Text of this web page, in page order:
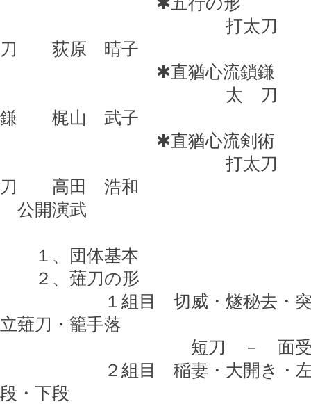
打太刀 園部
刀 荻原 晴子
✱直猶心流鎖鎌
太 刀 日下
鎌 梶山 武子
✱直猶心流剣術
打太刀 宇野
刀 高田 浩和
公開演武
１、団体基本
２、薙刀の形
１組目 切威・燧秘去・突手
立薙刀・籠手落
短刀 － 面受止・
２組目 稲妻・大開き・左右
段・下段